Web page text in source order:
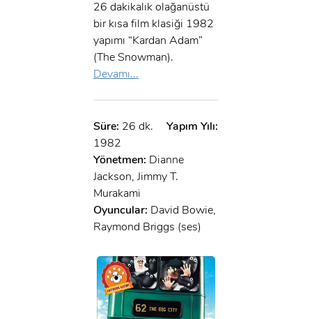
26 dakikalık olağanüstü
bir kısa film klasiği 1982
yapımı “Kardan Adam”
(The Snowman).
Devamı...
Süre: 26 dk.
Yapım Yılı:
1982
Yönetmen: Dianne
Jackson, Jimmy T.
Murakami
Oyuncular: David Bowie,
Raymond Briggs (ses)